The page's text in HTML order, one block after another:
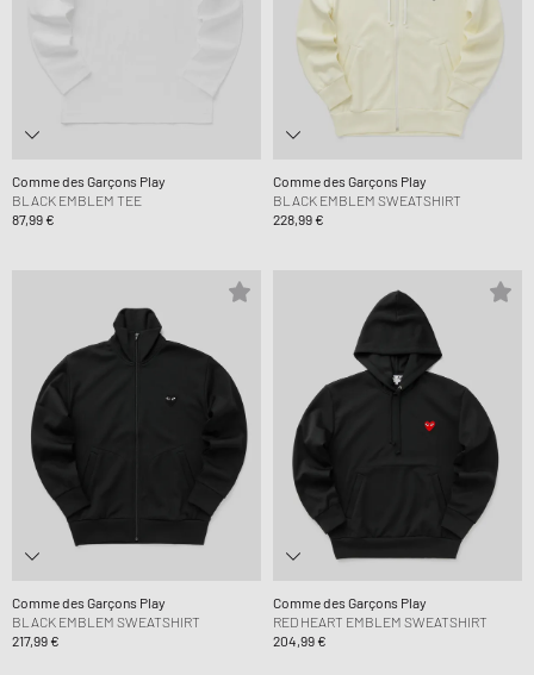
Comme des Garçons Play
BLACK EMBLEM TEE
87,99 €
Comme des Garçons Play
BLACK EMBLEM SWEATSHIRT
228,99 €
Comme des Garçons Play
BLACK EMBLEM SWEATSHIRT
217,99 €
Comme des Garçons Play
RED HEART EMBLEM SWEATSHIRT
204,99 €